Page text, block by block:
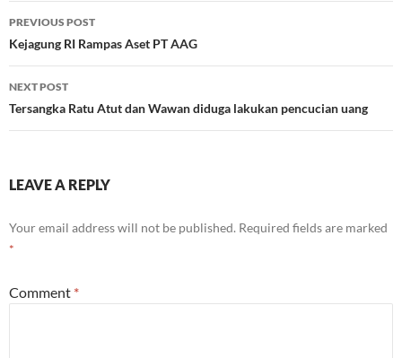
Post
navigation
PREVIOUS POST
Kejagung RI Rampas Aset PT AAG
NEXT POST
Tersangka Ratu Atut dan Wawan diduga lakukan pencucian uang
LEAVE A REPLY
Your email address will not be published. Required fields are marked
*
Comment *